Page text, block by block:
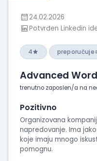
24.02.2026
Potvrđen Linkedin
4 preporučuje
Advanced
trenutno zaposlen/a na
Pozitivno
Organizovana
napredovanje. Ima
koje imaju mnogo
pomognu.